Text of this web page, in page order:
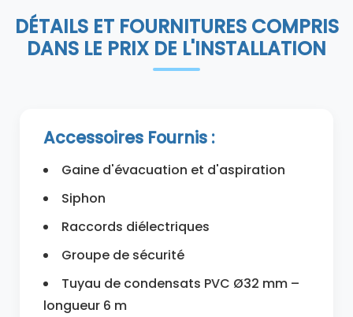
DÉTAILS ET FOURNITURES COMPRIS
DANS LE PRIX DE L'INSTALLATION
Accessoires Fournis :
Gaine d'évacuation et d'aspiration
Siphon
Raccords diélectriques
Groupe de sécurité
Tuyau de condensats PVC Ø32 mm –
longueur 6 m